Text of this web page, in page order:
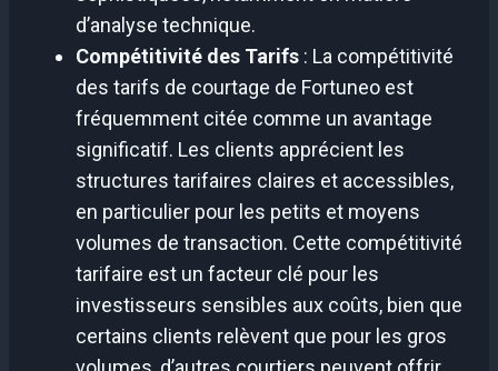
d’analyse technique.
Compétitivité des Tarifs : La compétitivité
des tarifs de courtage de Fortuneo est
fréquemment citée comme un avantage
significatif. Les clients apprécient les
structures tarifaires claires et accessibles,
en particulier pour les petits et moyens
volumes de transaction. Cette compétitivité
tarifaire est un facteur clé pour les
investisseurs sensibles aux coûts, bien que
certains clients relèvent que pour les gros